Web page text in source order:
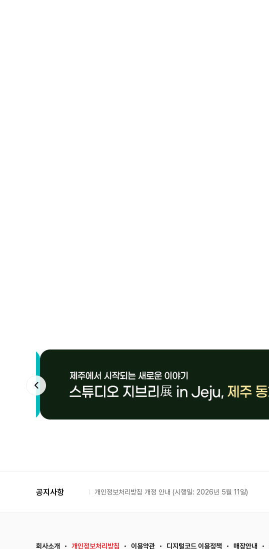
공지사항 개인정보처리방침 개정 안내 (시행일: 2026년 5월 11일)
회사소개 개인정보처리방침 이용약관 디지털코드 이용정책 매장안내